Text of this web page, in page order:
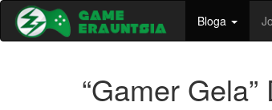
Bloga
“Gamer